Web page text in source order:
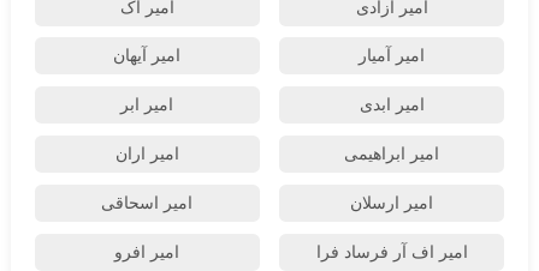
امیر آزادی امیر آک
امیر آمیار امیر آیهان
امیر ابدی امیر ابر
امیر ابراهیمی امیر اران
امیر ارسلان امیر اسحاقی
امیر اف آر فرساد فرا امیر افرو